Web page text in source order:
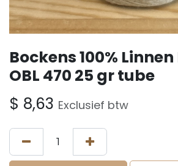
Bockens 100%
OBL 470 25 gr tube
$ 8,63 Exclusief btw